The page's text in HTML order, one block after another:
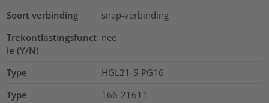
Soort verbinding
snap-verbinding
Trekontlastingsfunct
ie (Y/N)
nee
Type
HGL21-S-PG16
Type
166-21611